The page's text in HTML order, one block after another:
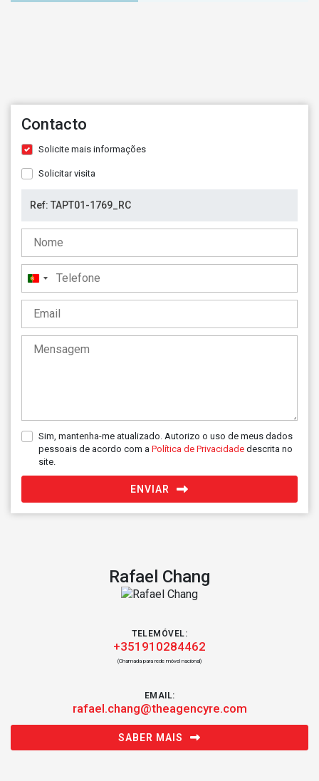
Contacto
Solicite mais informações
Solicitar visita
Portugal
+351
Sim, mantenha-me atualizado. Autorizo o uso de meus dados
pessoais de acordo com a Política de Privacidade descrita no
site.
ENVIAR
Rafael Chang
TELEMÓVEL:
+351910284462
(Chamada para rede móvel nacional)
EMAIL:
rafael.chang@theagencyre.com
SABER MAIS